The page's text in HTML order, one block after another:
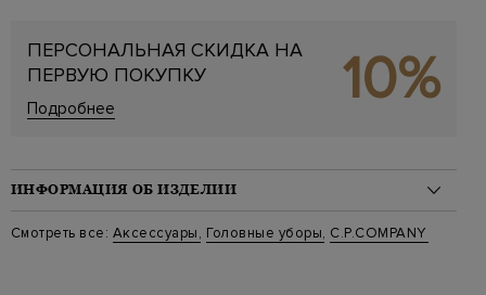
ПЕРСОНАЛЬНАЯ СКИДКА НА
ПЕРВУЮ ПОКУПКУ
Подробнее 10%
ИНФОРМАЦИЯ ОБ ИЗДЕЛИИ
Материал: полиэстер 58%, шерсть 34%, полиамид 8%
Смотреть все: Аксессуары, Головные уборы, C.P.COMPANY